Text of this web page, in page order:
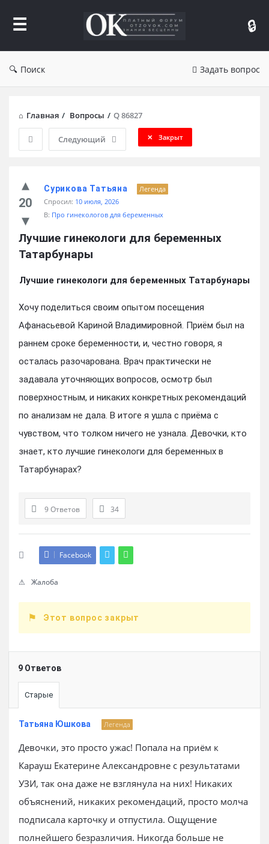
Отзывы
Поиск Задать вопрос
Главная / Вопросы / Q 86827
Следующий Закрыт
20
Сурикова Татьяна
Легенда
Спросил: 10 июля, 2026
В: Про гинекологов для беременных
Лучшие гинекологи для беременных
Татарбунары
Лучшие гинекологи для беременных Татарбунары
Хочу поделиться своим опытом посещения
Афанасьевой Кариной Владимировной. Приём был на
раннем сроке беременности, и, честно говоря, я
осталась разочарована. Врач практически не
задавала уточняющих вопросов, осмотр был
поверхностным, и никаких конкретных рекомендаций
по анализам не дала. В итоге я ушла с приёма с
чувством, что толком ничего не узнала. Девочки, кто
знает, кто лучшие гинекологи для беременных в
Татарбунарах?
9 Ответов 34
Facebook
Жалоба
Этот вопрос закрыт
9 Ответов
Старые
Татьяна Юшкова Легенда
Девочки, это просто ужас! Попала на приём к
Карауш Екатерине Александровне с результатами
УЗИ, так она даже не взглянула на них! Никаких
объяснений, никаких рекомендаций, просто молча
подписала карточку и отпустила. Ощущение
полнейшего безразличия. Никогда больше не